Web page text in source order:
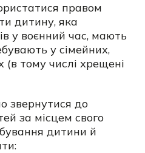
правом
дитину, яка
у воєнний час, мають
у сімейних,
(в тому числі хрещені
звернутися до
за місцем свого
дитини й